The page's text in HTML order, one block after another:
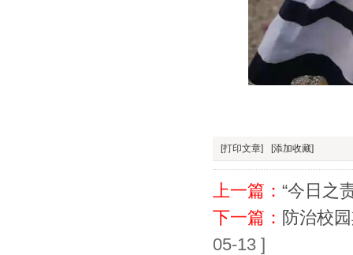
[打印文章] [添加收藏]
上一篇： “今日之
下一篇： 防治校
05-13 ]